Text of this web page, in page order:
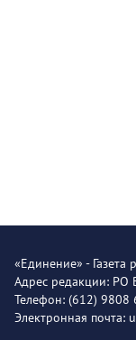
«Единение» -
Адрес редакции: PO
Телефон: (612) 9808
Электронная